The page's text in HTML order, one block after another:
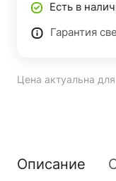
Есть в
Гарантия
Цена актуальна
Описание